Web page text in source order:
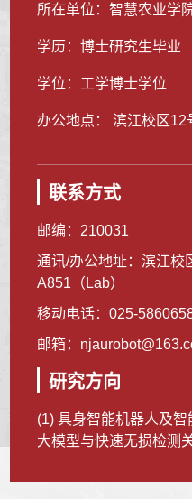
所在单位：智慧农业学
学历：博士研究生毕业
学位：工学博士学位
办公地点： 滨江校区12
联系方式
邮编： 210031
通讯/办公地址：滨江校
A851（Lab）
移动电话：025-
邮箱：
研究方向
(1) 具身智能机器人及
大模型与快速无损检测